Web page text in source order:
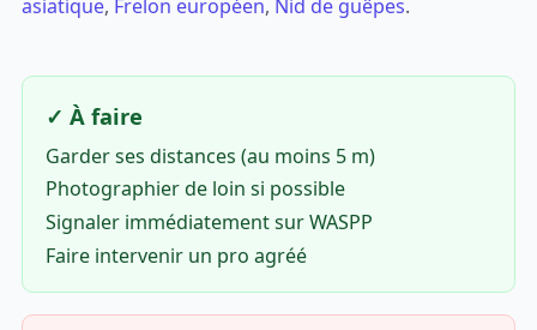
asiatique, Frelon européen, Nid de guêpes.
✓ À faire
Garder ses distances (au moins 5 m)
Photographier de loin si possible
Signaler immédiatement sur WASPP
Faire intervenir un pro agréé